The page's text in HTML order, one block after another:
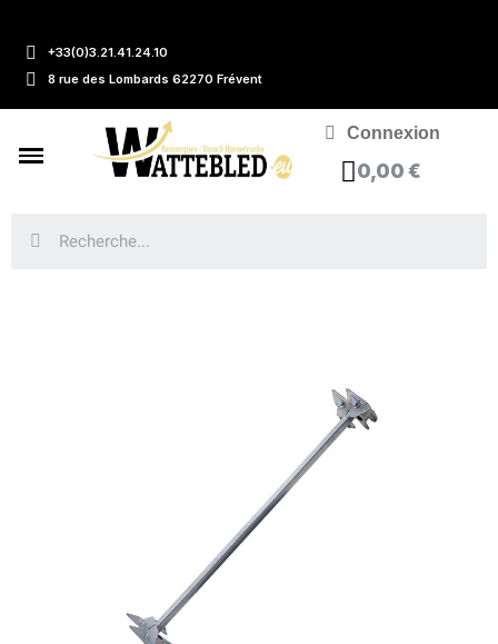
+33(0)3.21.41.24.10
8 rue des Lombards 62270 Frévent
Connexion
0,00 €